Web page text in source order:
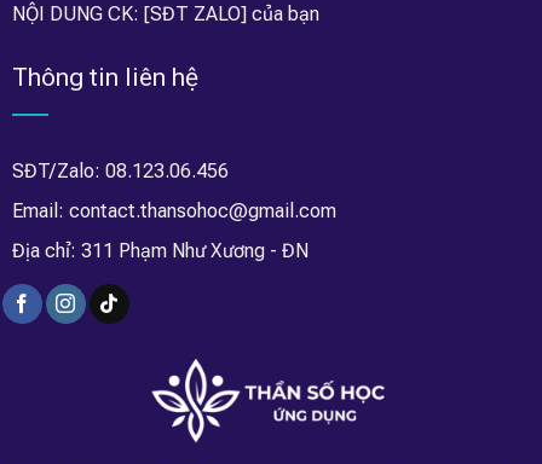
NỘI DUNG CK: [SĐT ZALO] của bạn
Thông tin liên hệ
SĐT/Zalo: 08.123.06.456
Email: contact.thansohoc@gmail.com
Địa chỉ: 311 Phạm Như Xương - ĐN